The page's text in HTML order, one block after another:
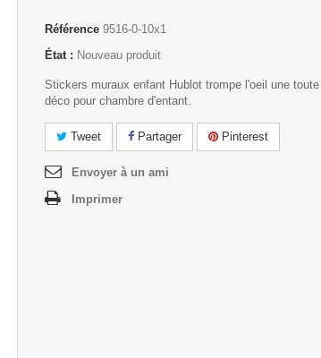
Référence 9516-0-10x1
État : Nouveau produit
Stickers muraux enfant Hublot trompe l'oeil une
déco pour chambre d'entant.
Tweet Partager Pinterest
Envoyer à un ami
Imprimer